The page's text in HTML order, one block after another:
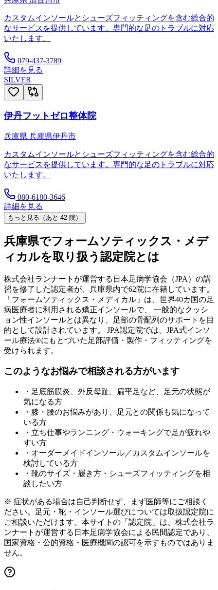
カスタムインソールとシューズフィッティングを含む総合的
なサービスを提供しています。専門的な足のトラブルに対応
いたします。
079-437-3789
詳細を見る
SILVER
伊丹フットゼロ整体院
兵庫県 兵庫県伊丹市
カスタムインソールとシューズフィッティングを含む総合的
なサービスを提供しています。専門的な足のトラブルに対応
いたします。
080-6180-3646
詳細を見る
もっと見る（あと 42 院）
兵庫県でフォームソティックス・メデ
ィカルを取り扱う認定院とは
株式会社ランナートが運営する日本足病学協会（JPA）の講
習を修了した認定者が、 兵庫県内で62院に在籍しています。
「フォームソティックス・メディカル」は、世界40カ国の足
病医療者に利用される矯正インソールで、 一般的なクッシ
ョン性インソールとは異なり、足部の骨配列のサポートを目
的として設計されています。 JPA認定院では、JPA式インソ
ール療法®にもとづいた足部評価・製作・フィッティングを
受けられます。
このようなお悩みで相談される方がいます
・足底筋膜炎、外反母趾、扁平足など、足元の状態が
気になる方
・膝・腰のお悩みがあり、足元との関係も気になって
いる方
・立ち仕事やランニング・ウォーキングで足が疲れや
すい方
・オーダーメイドインソール／カスタムインソールを
検討している方
・靴のサイズ・履き方・シューズフィッティングを相
談したい方
※ 症状がある場合は自己判断せず、まず医師等にご相談く
ださい。足元・靴・インソール選びについては取扱認定院に
ご相談いただけます。本サイトの「認定院」は、株式会社ラ
ンナートが運営する日本足病学協会による民間認定であり、
国家資格・公的資格・医療機関の認可を示すものではありま
せん。